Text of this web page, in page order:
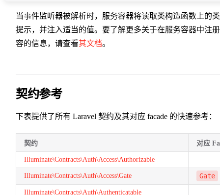
当事件监听器被解析时，服务容器将读取类构造函数上的
提示，并注入适当的值。要了解更多关于在服务容器中注
容的信息，请查看其文档。
契约参考
下表提供了所有 Laravel 契约及其对应 facade 的快速参考：
契约 对应
Illuminate\Contracts\Auth\Access\Authorizable
Illuminate\Contracts\Auth\Access\Gate Gate
Illuminate\Contracts\Auth\Authenticatable